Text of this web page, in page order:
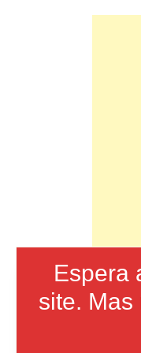
Espera
site.